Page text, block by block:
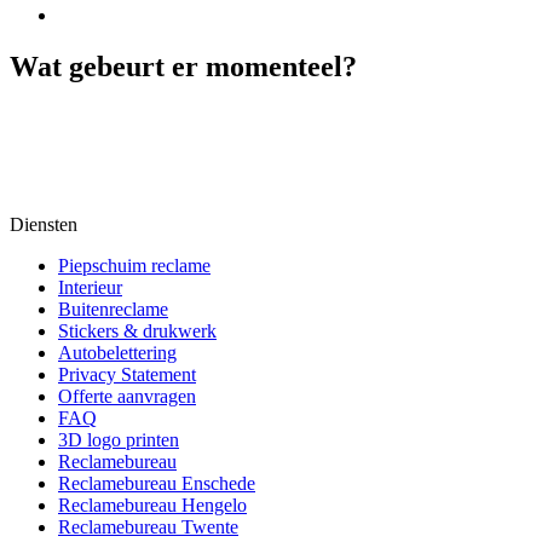
Wat gebeurt er momenteel?
Diensten
Piepschuim reclame
Interieur
Buitenreclame
Stickers & drukwerk
Autobelettering
Privacy Statement
Offerte aanvragen
FAQ
3D logo printen
Reclamebureau
Reclamebureau Enschede
Reclamebureau Hengelo
Reclamebureau Twente